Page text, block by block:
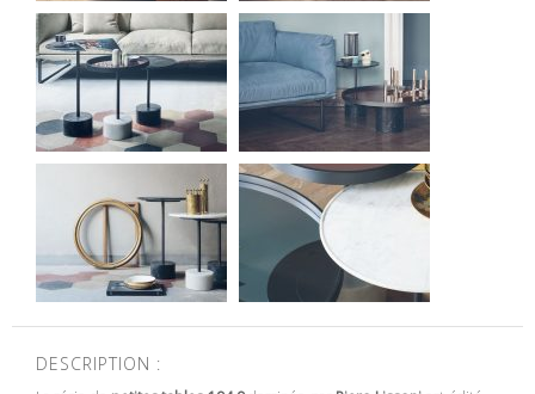
DESCRIPTION :